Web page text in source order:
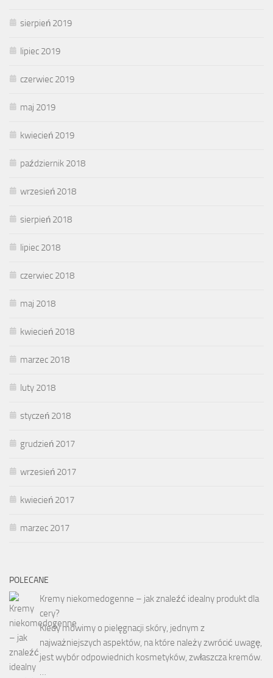
sierpień 2019
lipiec 2019
czerwiec 2019
maj 2019
kwiecień 2019
październik 2018
wrzesień 2018
sierpień 2018
lipiec 2018
czerwiec 2018
maj 2018
kwiecień 2018
marzec 2018
luty 2018
styczeń 2018
grudzień 2017
wrzesień 2017
kwiecień 2017
marzec 2017
POLECANE
Kremy niekomedogenne – jak znaleźć idealny produkt dla
cery?
Kiedy mówimy o pielęgnacji skóry, jednym z
najważniejszych aspektów, na które należy zwrócić uwagę,
jest wybór odpowiednich kosmetyków, zwłaszcza kremów.
…